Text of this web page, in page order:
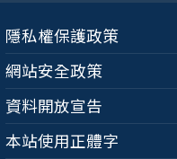
隱私權保護政策
網站安全政策
資料開放宣告
本站使用正體字